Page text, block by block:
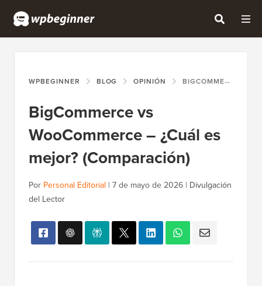
WPBEGINNER BLOG OPINIÓN BIGCOMMERCE VS WOOCOMMERCE – ¿CUÁL ES MEJOR? (COMPARACIÓN)
BigCommerce vs
WooCommerce – ¿Cuál es
mejor? (Comparación)
Por Personal Editorial | 7 de mayo de 2026 | Divulgación
del Lector